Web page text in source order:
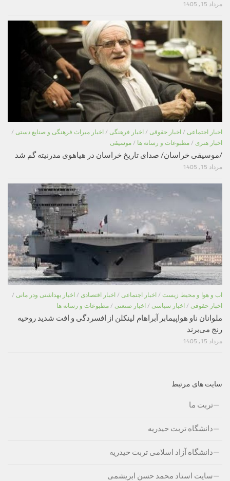
مرداد 15, 1405
اخبار اجتماعی / اخبار حقوقی / اخبار فرهنگی / اخبار میراث فرهنگی و صنایع دستی /
اخبار هنری / مطبوعات و رسانه ها / موسیقی
/موسیقی خراسان/ صدای تاریخ خراسان در هیاهوی مدرنیته گم شد
مرداد 15, 1405
اب و هوا و محیط زیست / اخبار اجتماعی / اخبار اقتصادی / اخبار بهداشتی ودر مانی /
اخبار حقوقی / اخبار سیاسی / اخبار صنعتی / مطبوعات و رسانه ها
ملوانان ناو هواپیمابر آبراهام لینکلن از افسردگی و افت شدید روحیه
رنج می‌برند
مرداد 15, 1405
سایت های مرتبط
تربت ما
دانشگاه تربت حیدریه
دانشگاه آزاد اسلامی تربت حیدریه
سایت استاد محمد حسن ابریشمی